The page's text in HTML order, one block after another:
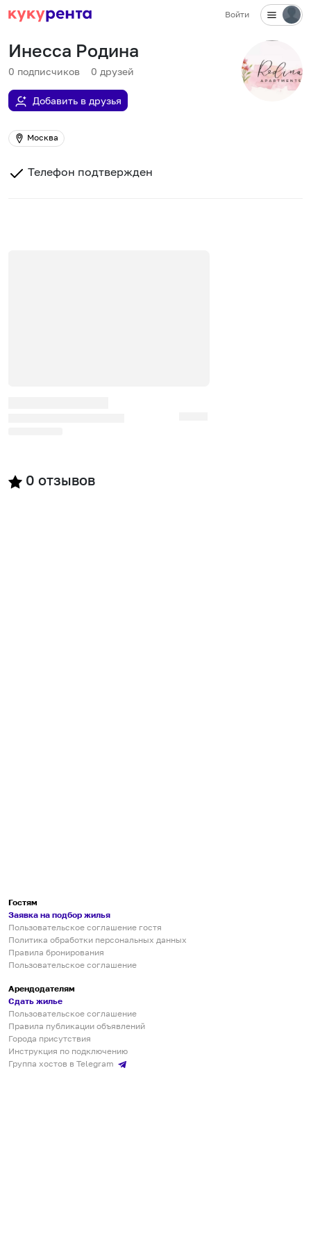
Войти
Инесса Родина
0 подписчиков 0 друзей
Добавить в друзья
Москва
Телефон подтвержден
0 отзывов
Гостям
Заявка на подбор жилья
Пользовательское соглашение гостя
Политика обработки персональных данных
Правила бронирования
Пользовательское соглашение
Арендодателям
Сдать жилье
Пользовательское соглашение
Правила публикации объявлений
Города присутствия
Инструкция по подключению
Группа хостов в Telegram